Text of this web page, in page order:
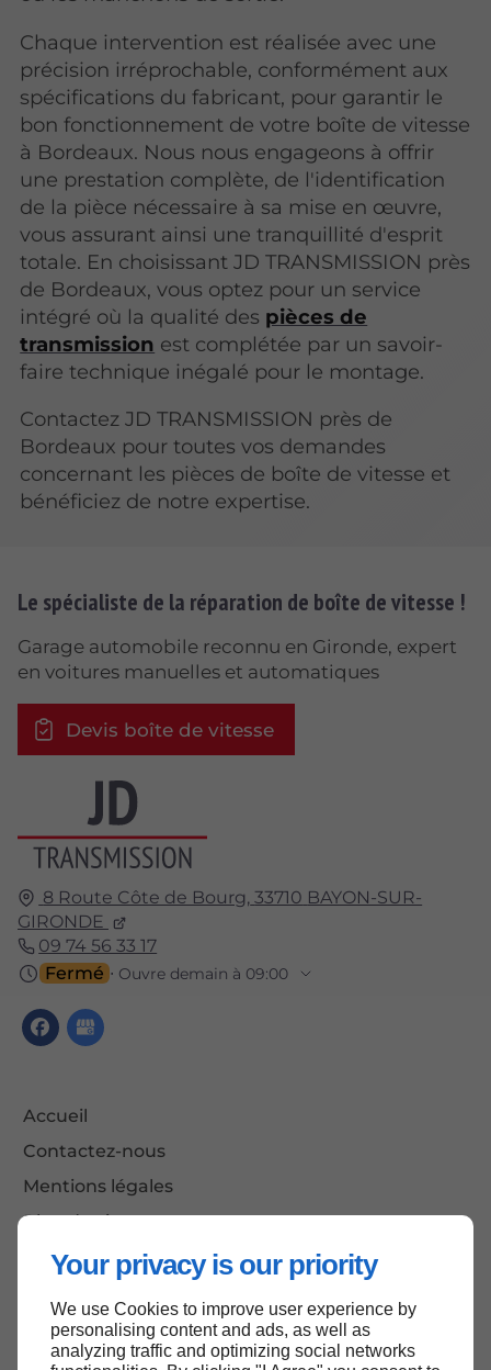
Your privacy is our priority
We use Cookies to improve user experience by
personalising content and ads, as well as
analyzing traffic and optimizing social networks
Chaque intervention est réalisée avec une
précision irréprochable, conformément aux
spécifications du fabricant, pour garantir le
bon fonctionnement de votre boîte de vitesse
à Bordeaux. Nous nous engageons à offrir
une prestation complète, de l'identification
de la pièce nécessaire à sa mise en œuvre,
vous assurant ainsi une tranquillité d'esprit
totale. En choisissant JD TRANSMISSION près
de Bordeaux, vous optez pour un service
intégré où la qualité des pièces de
transmission est complétée par un savoir-
faire technique inégalé pour le montage.
Contactez JD TRANSMISSION près de
Bordeaux pour toutes vos demandes
concernant les pièces de boîte de vitesse et
bénéficiez de notre expertise.
8 Route Côte de Bourg, 33710 BAYON-SUR-
GIRONDE
09 74 56 33 17
Fermé ⋅ Ouvre demain à 09:00
Accueil
Contactez-nous
Mentions légales
Plan du site
Le spécialiste de la réparation de boîte de vitesse !
Garage automobile reconnu en Gironde, expert
en voitures manuelles et automatiques
Devis boîte de vitesse
Haut de page